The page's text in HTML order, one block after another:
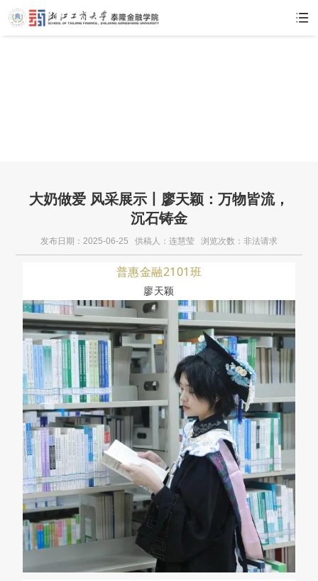
大奶做爱
大奶做爱 风采展示丨廖天颖：万物皆流，
沉石铸金
发布日期：2025-06-25 供稿人：连慧莹 浏览次数： 非法请求
普惠金融2101班
廖天颖